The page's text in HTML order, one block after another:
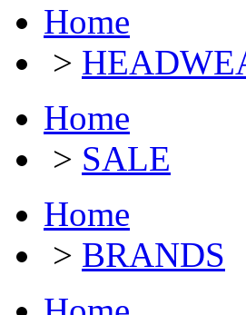
Home
>
Home
> SALE
Home
> BRANDS